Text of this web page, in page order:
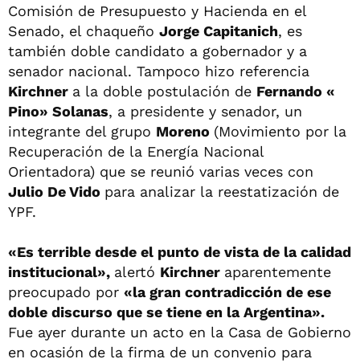
Comisión de Presupuesto y Hacienda en el
Senado, el chaqueño Jorge Capitanich, es
también doble candidato a gobernador y a
senador nacional. Tampoco hizo referencia
Kirchner a la doble postulación de Fernando «
Pino» Solanas, a presidente y senador, un
integrante del grupo Moreno (Movimiento por la
Recuperación de la Energía Nacional
Orientadora) que se reunió varias veces con
Julio De Vido para analizar la reestatización de
YPF.
«Es terrible desde el punto de vista de la calidad
institucional», alertó Kirchner aparentemente
preocupado por «la gran contradicción de ese
doble discurso que se tiene en la Argentina».
Fue ayer durante un acto en la Casa de Gobierno
en ocasión de la firma de un convenio para